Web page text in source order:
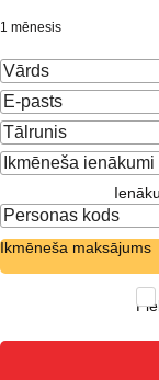
1 mēnesis
Ikmēneša maksājums